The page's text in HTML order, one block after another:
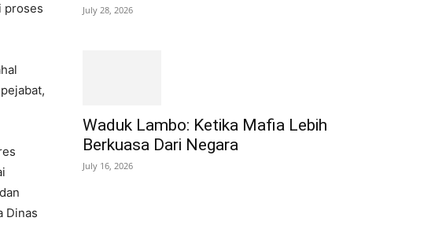
proses
Dinas
July 28, 2026
Waduk Lambo: Ketika Mafia Lebih
Berkuasa Dari Negara
July 16, 2026